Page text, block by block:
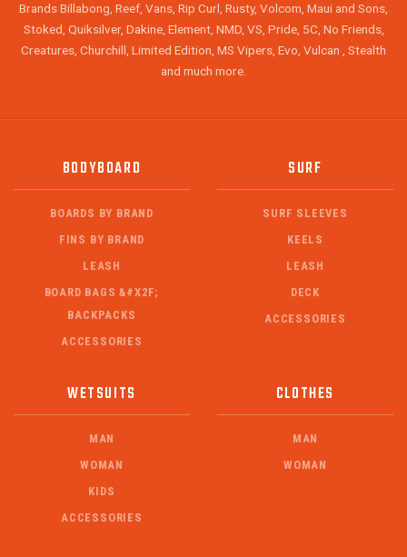
Brands Billabong, Reef, Vans, Rip Curl, Rusty, Volcom, Maui and Sons,
Stoked, Quiksilver, Dakine, Element, NMD, VS, Pride, 5C, No Friends,
Creatures, Churchill, Limited Edition, MS Vipers, Evo, Vulcan , Stealth
and much more.
BODYBOARD
BOARDS BY BRAND
FINS BY BRAND
LEASH
BOARD BAGS &#X2F;
BACKPACKS
ACCESSORIES
SURF
SURF SLEEVES
KEELS
LEASH
DECK
ACCESSORIES
WETSUITS
MAN
WOMAN
KIDS
ACCESSORIES
CLOTHES
MAN
WOMAN